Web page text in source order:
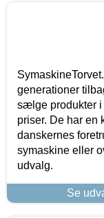
generationer
sælge produkter i
priser. De har
danskernes
symaskine eller
udvalg.
Se